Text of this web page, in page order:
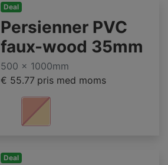
Deal
Persienner PVC
faux-wood 35mm
500 x 1000mm
€ 55.77 pris med moms
Deal